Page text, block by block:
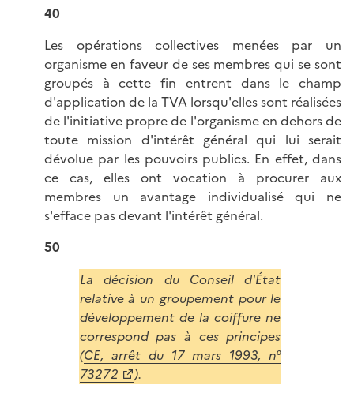
40
Les opérations collectives menées par un
organisme en faveur de ses membres qui se sont
groupés à cette fin entrent dans le champ
d'application de la TVA lorsqu'elles sont réalisées
de l'initiative propre de l'organisme en dehors de
toute mission d'intérêt général qui lui serait
dévolue par les pouvoirs publics. En effet, dans
ce cas, elles ont vocation à procurer aux
membres un avantage individualisé qui ne
s'efface pas devant l'intérêt général.
50
La décision du Conseil d'État
relative à un groupement pour le
développement de la coiffure ne
correspond pas à ces principes
(CE, arrêt du 17 mars 1993, n°
73272
).